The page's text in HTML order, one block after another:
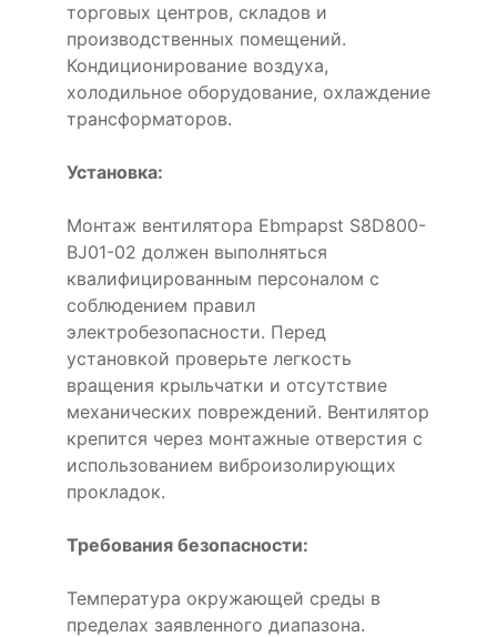
торговых центров, складов и
производственных помещений.
Кондиционирование воздуха,
холодильное оборудование, охлаждение
трансформаторов.
Установка:
Монтаж вентилятора Ebmpapst S8D800-
BJ01-02 должен выполняться
квалифицированным персоналом с
соблюдением правил
электробезопасности. Перед
установкой проверьте легкость
вращения крыльчатки и отсутствие
механических повреждений. Вентилятор
крепится через монтажные отверстия с
использованием виброизолирующих
прокладок.
Требования безопасности:
Температура окружающей среды в
пределах заявленного диапазона.